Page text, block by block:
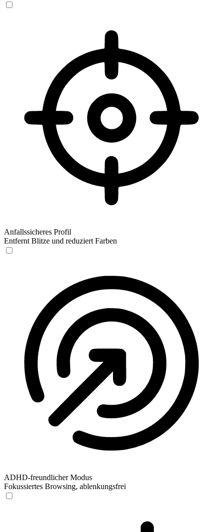
Anfallssicheres Profil
Entfernt Blitze und reduziert Farben
ADHD-freundlicher Modus
Fokussiertes Browsing, ablenkungsfrei